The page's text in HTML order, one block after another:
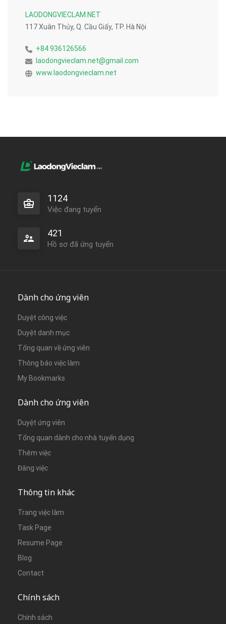
LAODONGVIECLAM.NET
117 Xuân Thủy, Q. Cầu Giấy, TP. Hà Nội
+84 936126566
laodongvieclam.net@gmail.com
www.laodongvieclam.net
1124
Việc đang tuyển
421
Hồ sơ đã ứng tuyển
Dành cho ứng viên
Duyệt công việc
Duyệt danh mục
Tổng quan về ứng viên
Thông báo việc làm
My Bookmarks
Dành cho ứng viên
Duyệt ứng viên
Tổng quan dành cho nhà tuyển dụng
Thêm việc
Đăng việc
Thông tin khác
Trang việc làm
Task Page
Resume Page
Blog
Contact
Chính sách
Chính sách